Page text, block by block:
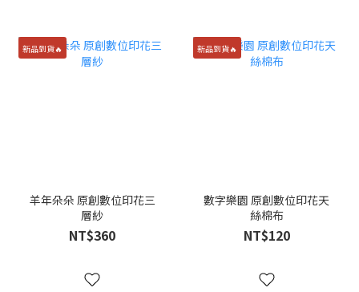
新品到貨🔥
羊年朵朵 原創數位印花三
層紗
NT$360
新品到貨🔥
數字樂園 原創數位印花天
絲棉布
NT$120